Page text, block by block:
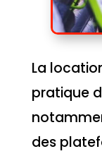
La
pratique
des